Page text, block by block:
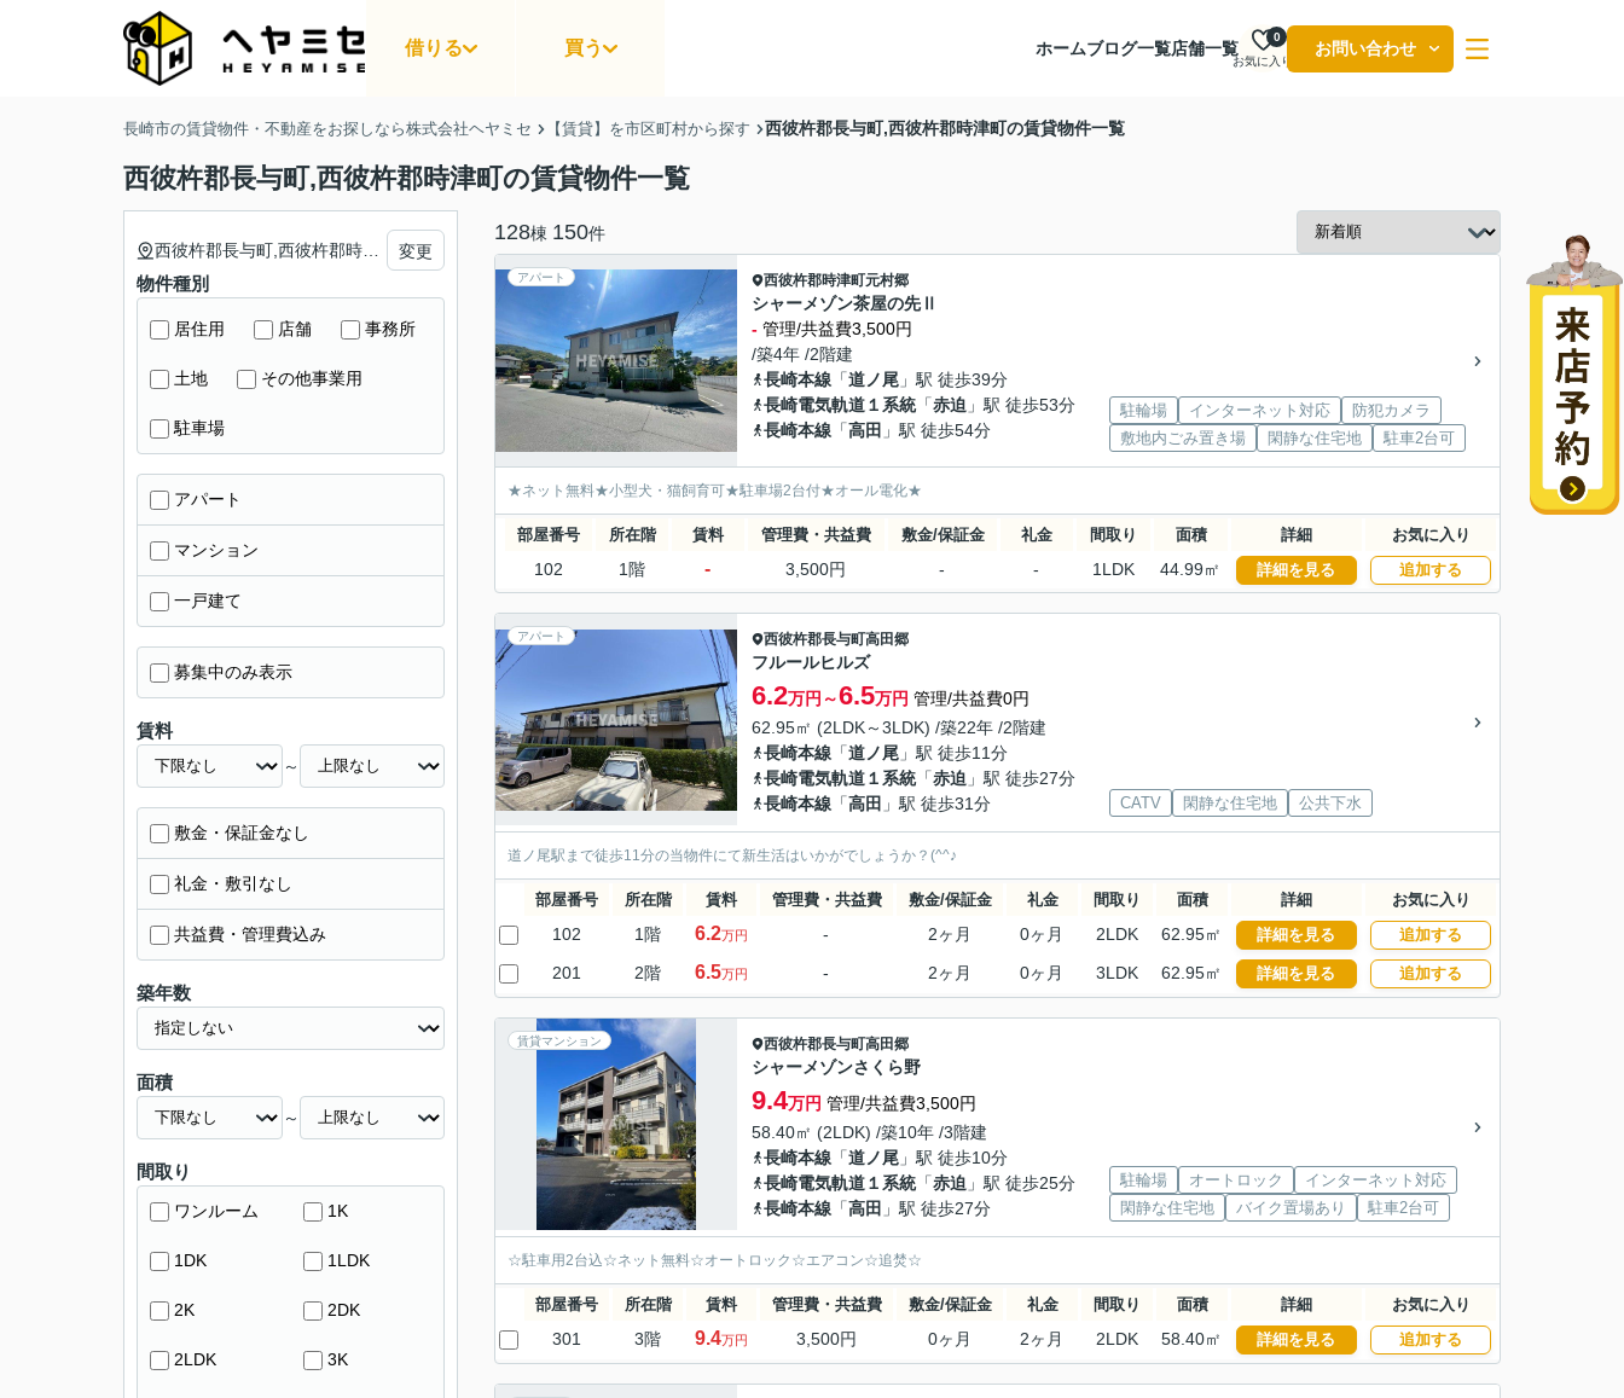
借りる 買う ホームブログ一覧店舗一覧
お気に入り
0
お問い合わせ
長崎市の賃貸物件・不動産をお探しなら株式会社ヘヤミセ 【賃貸】を市区町村から探す 西彼杵郡長与町,西彼杵郡時津町の賃貸物件一覧
西彼杵郡長与町,西彼杵郡時津町の賃貸物件一覧
128棟 150件
アパート 西彼杵郡時津町元村郷
シャーメゾン茶屋の先Ⅱ
- 管理/共益費3,500円
/築4年 /2階建
長崎本線 「道ノ尾 」駅 徒歩39分
長崎電気軌道１系統「赤迫 」駅 徒歩53分
長崎本線 「高田 」駅 徒歩54分
駐輪場 インターネット対応
防犯カメラ
敷地内ごみ置き場
閑静な住宅地 駐車2台可
★ネット無料★小型犬・猫飼育可★駐車場2台付★オール電化★
部屋番号 所在階 賃料 管理費・共益費 敷金/保証金 礼金 間取り 面積 詳細 お気に入り
102 1階 - 3,500円 - - 1LDK 44.99㎡ 詳細を見る 追加する
アパート 西彼杵郡長与町高田郷
フルールヒルズ
6.2万円～6.5万円 管理/共益費0円
62.95㎡ (2LDK～3LDK) /築22年 /2階建
長崎本線 「道ノ尾 」駅 徒歩11分
長崎電気軌道１系統「赤迫 」駅 徒歩27分
長崎本線 「高田 」駅 徒歩31分 CATV 閑静な住宅地 公共下水
道ノ尾駅まで徒歩11分の当物件にて新生活はいかがでしょうか？(^^♪
部屋番号 所在階 賃料 管理費・共益費 敷金/保証金 礼金 間取り 面積 詳細 お気に入り
102 1階 6.2万円 - 2ヶ月 0ヶ月 2LDK 62.95㎡ 詳細を見る 追加する
201 2階 6.5万円 - 2ヶ月 0ヶ月 3LDK 62.95㎡ 詳細を見る 追加する
賃貸マンション 西彼杵郡長与町高田郷
シャーメゾンさくら野
9.4万円 管理/共益費3,500円
58.40㎡ (2LDK) /築10年 /3階建
長崎本線 「道ノ尾 」駅 徒歩10分
長崎電気軌道１系統「赤迫 」駅 徒歩25分
長崎本線 「高田 」駅 徒歩27分
駐輪場 オートロック
インターネット対応
閑静な住宅地
バイク置場あり 駐車2台可
☆駐車用2台込☆ネット無料☆オートロック☆エアコン☆追焚☆
部屋番号 所在階 賃料 管理費・共益費 敷金/保証金 礼金 間取り 面積 詳細 お気に入り
301 3階 9.4万円 3,500円 0ヶ月 2ヶ月 2LDK 58.40㎡ 詳細を見る 追加する
変更
物件種別
居住用 店舗 事務所
土地 その他事業用
駐車場
アパート
マンション
一戸建て
募集中のみ表示
賃料
～
敷金・保証金なし
礼金・敷引なし
共益費・管理費込み
築年数
面積
～
間取り
ワンルーム 1K
1DK 1LDK
2K 2DK
2LDK 3K